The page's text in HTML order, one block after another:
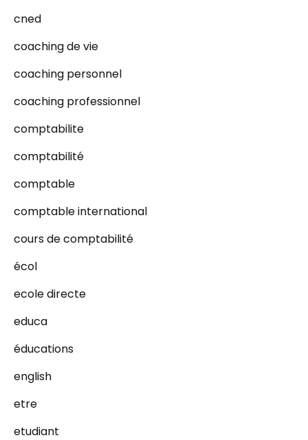
cned
coaching de vie
coaching personnel
coaching professionnel
comptabilite
comptabilité
comptable
comptable international
cours de comptabilité
écol
ecole directe
educa
éducations
english
etre
etudiant